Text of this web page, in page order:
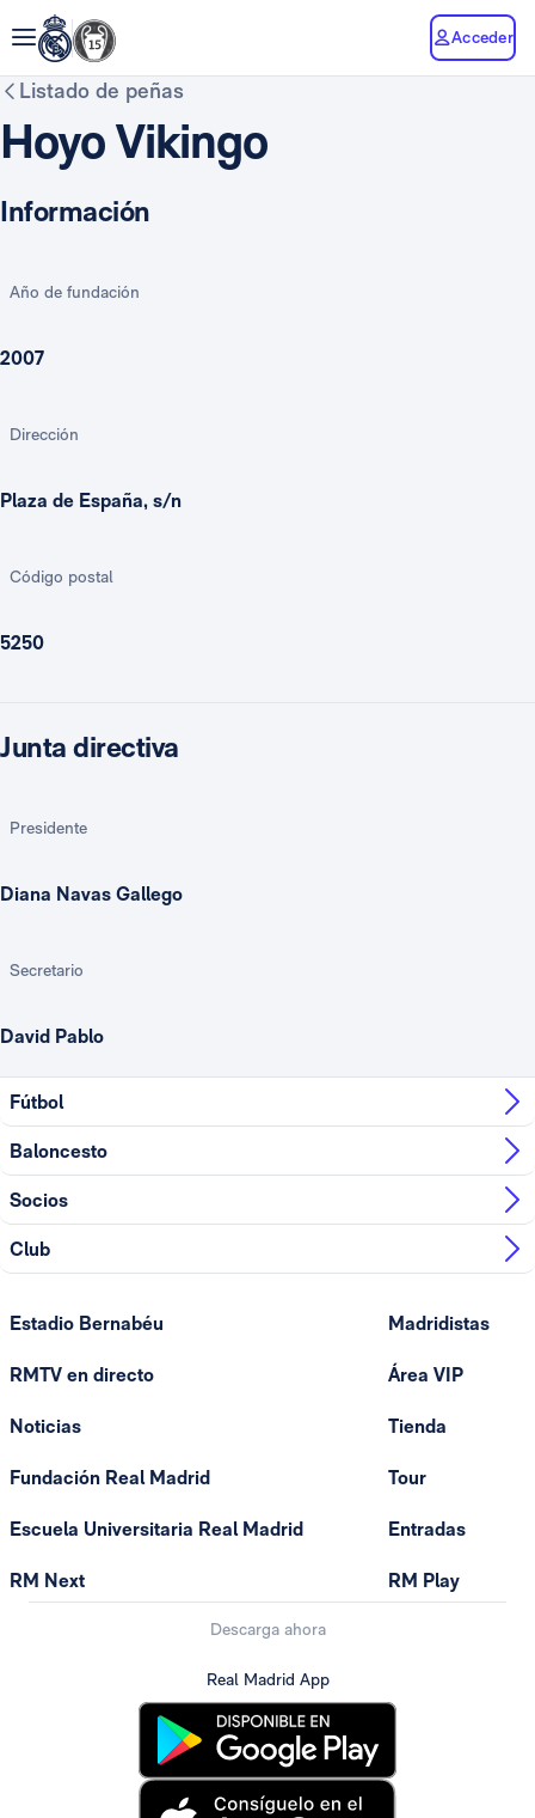
Acceder
Listado de peñas
Hoyo Vikingo
Información
Año de fundación
2007
Dirección
Plaza de España, s/n
Código postal
5250
Junta directiva
Presidente
Diana Navas Gallego
Secretario
David Pablo
Fútbol
Baloncesto
Socios
Club
Estadio Bernabéu
RMTV en directo
Noticias
Fundación Real Madrid
Escuela Universitaria Real Madrid
RM Next
Madridistas
Área VIP
Tienda
Tour
Entradas
RM Play
Descarga ahora
Real Madrid App